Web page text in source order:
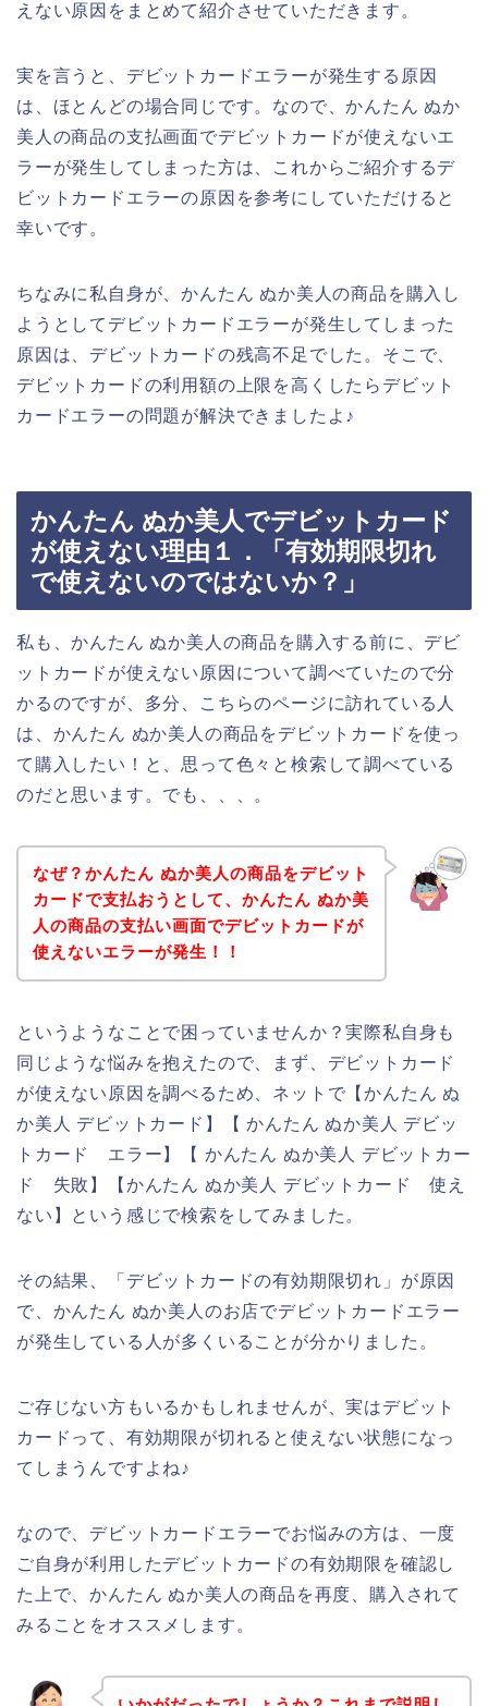
えない原因をまとめて紹介させていただきます。
実を言うと、デビットカードエラーが発生する原因
は、ほとんどの場合同じです。なので、かんたん ぬか
美人の商品の支払画面でデビットカードが使えないエ
ラーが発生してしまった方は、これからご紹介するデ
ビットカードエラーの原因を参考にしていただけると
幸いです。
ちなみに私自身が、かんたん ぬか美人の商品を購入し
ようとしてデビットカードエラーが発生してしまった
原因は、デビットカードの残高不足でした。そこで、
デビットカードの利用額の上限を高くしたらデビット
カードエラーの問題が解決できましたよ♪
かんたん ぬか美人でデビットカード
が使えない理由１．「有効期限切れ
で使えないのではないか？」
私も、かんたん ぬか美人の商品を購入する前に、デビ
ットカードが使えない原因について調べていたので分
かるのですが、多分、こちらのページに訪れている人
は、かんたん ぬか美人の商品をデビットカードを使っ
て購入したい！と、思って色々と検索して調べている
のだと思います。でも、、、。
なぜ？かんたん ぬか美人の商品をデビット
カードで支払おうとして、かんたん ぬか美
人の商品の支払い画面でデビットカードが
使えないエラーが発生！！
というようなことで困っていませんか？実際私自身も
同じような悩みを抱えたので、まず、デビットカード
が使えない原因を調べるため、ネットで【かんたん ぬ
か美人 デビットカード】【 かんたん ぬか美人 デビッ
トカード エラー】【 かんたん ぬか美人 デビットカー
ド 失敗】【かんたん ぬか美人 デビットカード 使え
ない】という感じで検索をしてみました。
その結果、「デビットカードの有効期限切れ」が原因
で、かんたん ぬか美人のお店でデビットカードエラー
が発生している人が多くいることが分かりました。
ご存じない方もいるかもしれませんが、実はデビット
カードって、有効期限が切れると使えない状態になっ
てしまうんですよね♪
なので、デビットカードエラーでお悩みの方は、一度
ご自身が利用したデビットカードの有効期限を確認し
た上で、かんたん ぬか美人の商品を再度、購入されて
みることをオススメします。